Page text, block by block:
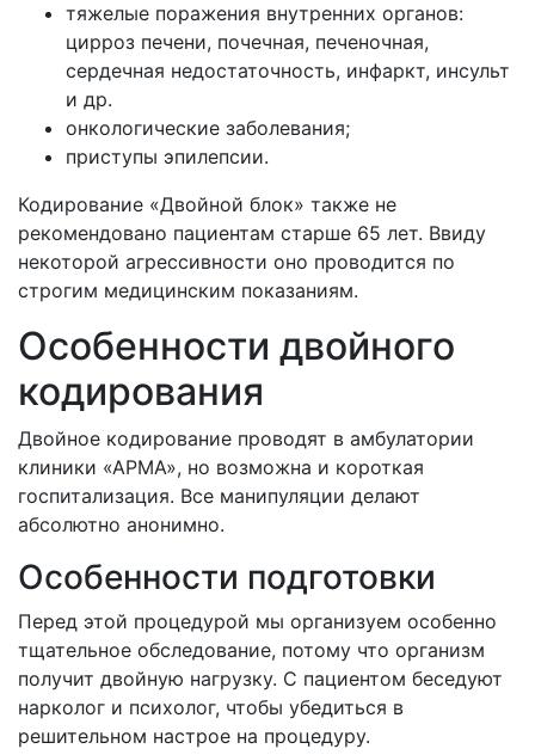
тяжелые поражения внутренних органов:
цирроз печени, почечная, печеночная,
сердечная недостаточность, инфаркт, инсульт
и др.
онкологические заболевания;
приступы эпилепсии.
Кодирование «Двойной блок» также не
рекомендовано пациентам старше 65 лет. Ввиду
некоторой агрессивности оно проводится по
строгим медицинским показаниям.
Особенности двойного
кодирования
Двойное кодирование проводят в амбулатории
клиники «АРМА», но возможна и короткая
госпитализация. Все манипуляции делают
абсолютно анонимно.
Особенности подготовки
Перед этой процедурой мы организуем особенно
тщательное обследование, потому что организм
получит двойную нагрузку. С пациентом беседуют
нарколог и психолог, чтобы убедиться в
решительном настрое на процедуру.